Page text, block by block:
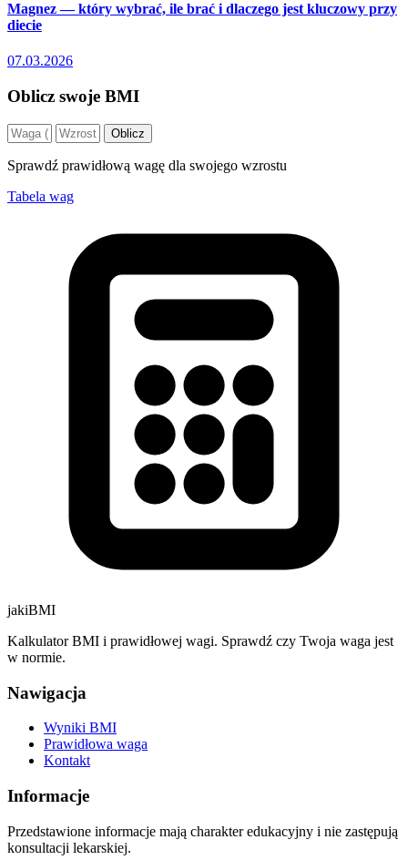
Magnez — który wybrać, ile brać i dlaczego jest kluczowy przy
diecie
07.03.2026
Oblicz swoje BMI
Oblicz
Sprawdź prawidłową wagę dla swojego wzrostu
Tabela wag
jakiBMI
Kalkulator BMI i prawidłowej wagi. Sprawdź czy Twoja waga jest
w normie.
Nawigacja
Wyniki BMI
Prawidłowa waga
Kontakt
Informacje
Przedstawione informacje mają charakter edukacyjny i nie zastępują
konsultacji lekarskiej.